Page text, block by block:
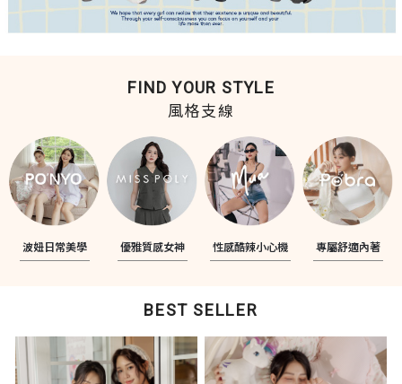
FIND YOUR STYLE
風格支線
波妞日常美學 優雅質感女神 性感酷辣小心機 專屬舒適內著
BEST SELLER